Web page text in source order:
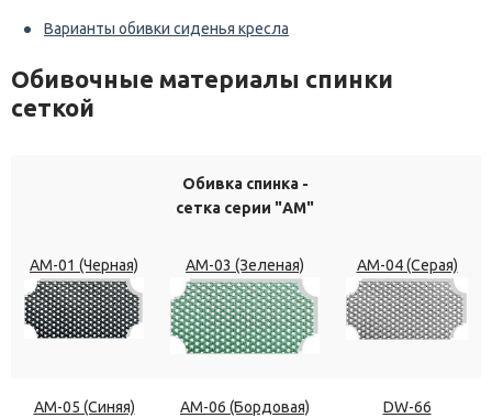
Варианты обивки сиденья кресла
Обивочные материалы спинки
сеткой
Обивка спинка -
сетка серии "АМ"
АМ-01 (Черная) АМ-03 (Зеленая) АМ-04 (Серая)
АМ-05 (Синяя) АМ-06 (Бордовая)
DW-66